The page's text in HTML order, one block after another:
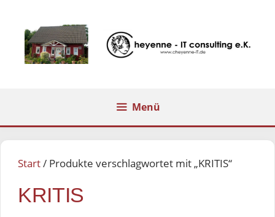
springen
Menü
Start/ Produkte verschlagwortet mit „KRITIS“
KRITIS